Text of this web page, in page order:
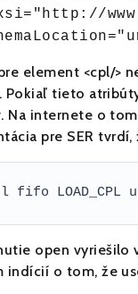
element <cpl/>
Pokiaľ tieto
Na internete o
pre SER
fifo LOAD_CPL
open vyriešilo
indícií o tom, že